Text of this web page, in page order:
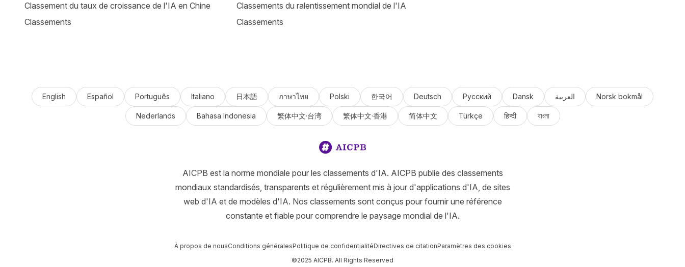
Classement du taux de croissance de l'IA en Chine
Classements
Classements du ralentissement mondial de l'IA
Classements
English Español Português Italiano 日本語 ภาษาไทย Polski 한국어 Deutsch Русский Dansk العربية Norsk bokmål
Nederlands Bahasa Indonesia 繁体中文·台湾 繁体中文·香港 简体中文 Türkçe हिन्दी বাংলা
AICPB est la norme mondiale pour les classements d'IA. AICPB publie des classements
mondiaux standardisés, transparents et régulièrement mis à jour d'applications d'IA, de sites
web d'IA et de modèles d'IA. Nos classements sont conçus pour fournir une référence
constante et fiable pour comprendre le paysage mondial de l'IA.
À propos de nousConditions généralesPolitique de confidentialitéDirectives de citationParamètres des cookies
©2025 AICPB. All Rights Reserved